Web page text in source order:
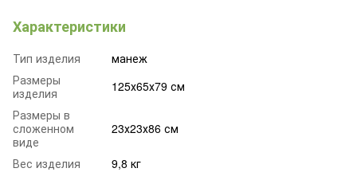
Характеристики
Тип изделия
манеж
Размеры
изделия
125х65х79 см
Размеры в
сложенном
виде
23х23х86 см
Вес изделия
9,8 кг